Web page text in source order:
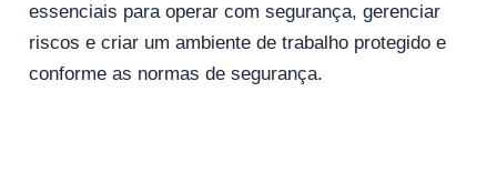
essenciais para operar com segurança, gerenciar
riscos e criar um ambiente de trabalho protegido e
conforme as normas de segurança.